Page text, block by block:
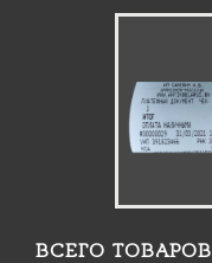
ВСЕГО ТОВАРОВ